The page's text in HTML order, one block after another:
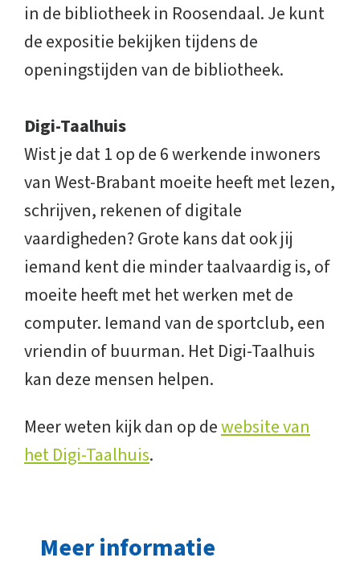
in de bibliotheek in Roosendaal. Je kunt
de expositie bekijken tijdens de
openingstijden van de bibliotheek.
Digi-Taalhuis
Wist je dat 1 op de 6 werkende inwoners
van West-Brabant moeite heeft met lezen,
schrijven, rekenen of digitale
vaardigheden? Grote kans dat ook jij
iemand kent die minder taalvaardig is, of
moeite heeft met het werken met de
computer. Iemand van de sportclub, een
vriendin of buurman. Het Digi-Taalhuis
kan deze mensen helpen.
Meer weten kijk dan op dewebsite van
het Digi-Taalhuis.
Meer informatie